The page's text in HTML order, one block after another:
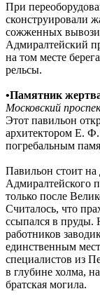
При
сконструировали
сожженных
Адмиралтейский
на том месте
рельсы.
•Памятник
Московский
Этот павильон
архитектором Е.
погребальным
Павильон стоит на
Адмиралтейского
только после
Считалось, что
ссыпался в пруды.
работников
единственным
специалистов из
в глубине холма,
братская могила.